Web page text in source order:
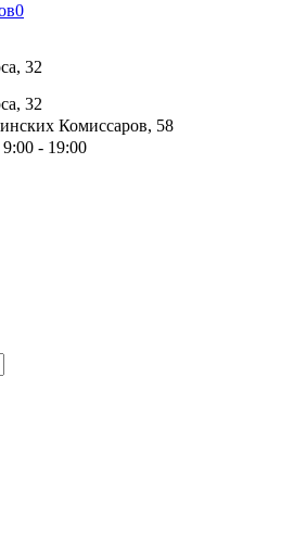
0
32
32
Комиссаров, 58
- 19:00